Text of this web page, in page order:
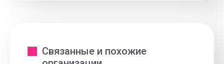
Связанные и похожие